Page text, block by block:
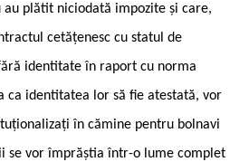
plătit niciodată impozite și care,
cetățenesc cu statul de
identitate în raport cu norma
ca identitatea lor să fie atestată, vor
în cămine pentru bolnavi
se vor împrăștia într-o lume complet